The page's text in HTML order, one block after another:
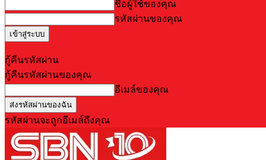
ชื่อผู้ใช้ของคุณ
รหัสผ่านของคุณ
กู้คืนรหัสผ่าน
กู้คืนรหัสผ่านของคุณ
อีเมล์ของคุณ
รหัสผ่านจะถูกอีเมล์ถึงคุณ